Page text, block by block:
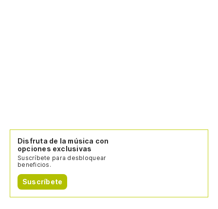
Disfruta de la música con
opciones exclusivas
Suscríbete para desbloquear
beneficios.
Suscríbete